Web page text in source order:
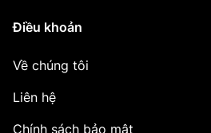
Điều khoản
Về chúng tôi
Liên hệ
Chính sách bảo mật